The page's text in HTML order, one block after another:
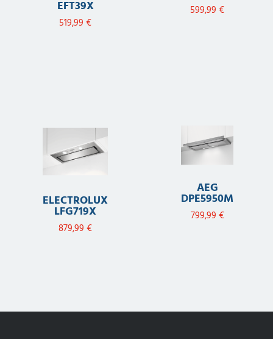
EFT39X
519,99 €
599,99 €
ELECTROLUX
LFG719X
879,99 €
AEG
DPE5950M
799,99 €